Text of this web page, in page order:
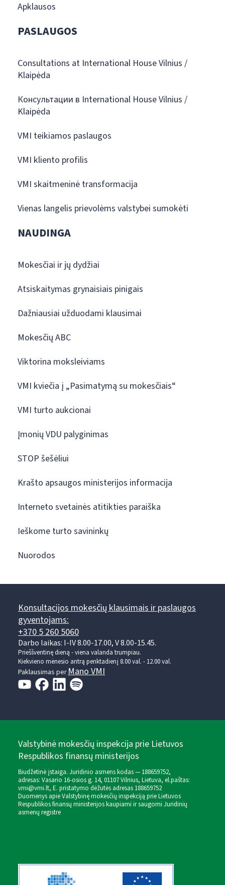
Apklausos
PASLAUGOS
Consultations at International House Vilnius /
Klaipėda
Консультации в International House Vilnius /
Klaipėda
VMI teikiamos paslaugos
VMI kliento profilis
VMI skaitmeninė transformacija
Vienas langelis prievolėms valstybei sumokėti
NAUDINGA
Mokesčiai ir jų dydžiai
Atsiskaitymas grynaisiais pinigais
Dažniausiai užduodami klausimai
Mokesčių ABC
Viktorina moksleiviams
VMI kviečia į „Pasimatymą su mokesčiais“
VMI turto aukcionai
Įmonių VDU palyginimas
STOP šešėliui
Krašto apsaugos ministerijos informacija
Interneto svetainės atitikties paraiška
Ieškome turto savininkų
Nuorodos
Konsultacijos mokesčių klausimais ir paslaugos
gyventojams:
+370 5 260 5060
Darbo laikas: I-IV 8.00-17.00, V 8.00-15.45.
Prieššventinę dieną - viena valanda trumpiau.
Kiekvieno mėnesio antrą penktadienį 8.00 val. - 12.00 val.
Paklausimas perMano VMI
Valstybinė mokesčių inspekcija prie Lietuvos
Respublikos finansų ministerijos
Biudžetinė įstaiga. Juridinio asmens kodas — 188659752,
adresas: Vasario 16-osios g. 14, 01107 Vilnius, Lietuva, el.paštas:
vmi@vmi.lt, E. pristatymo dėžutės adresas 188659752
Duomenys apie Valstybinę mokesčių inspekciją prie Lietuvos
Respublikos finansų ministerijos kaupiami ir saugomi Juridinių
asmenų registre